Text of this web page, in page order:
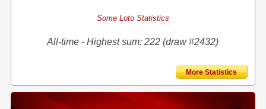
Some Loto Statistics
All-time - Highest sum: 222 (draw #2432)
More Statistics